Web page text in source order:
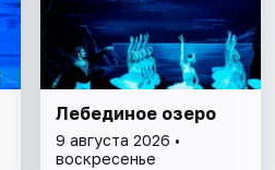
Лебединое озеро
9 августа 2026 •
воскресенье